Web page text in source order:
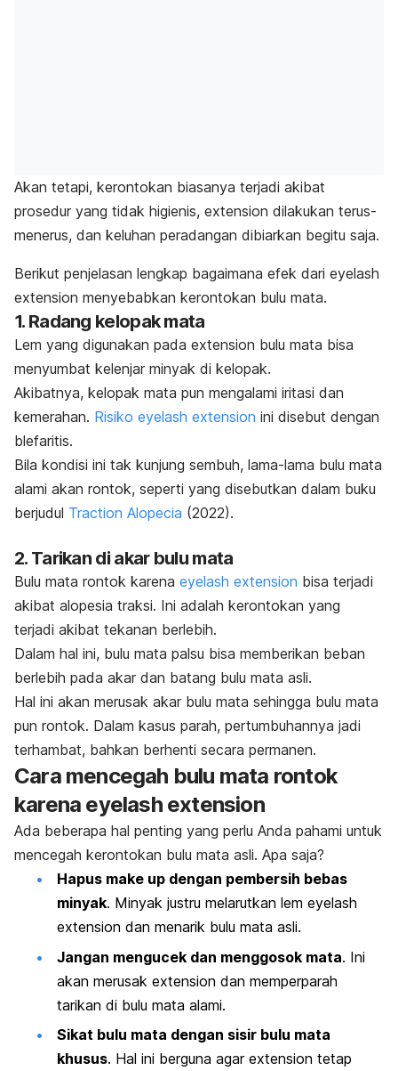
Akan tetapi, kerontokan biasanya terjadi akibat
prosedur yang tidak higienis, extension dilakukan terus-
menerus, dan keluhan peradangan dibiarkan begitu saja.
Berikut penjelasan lengkap bagaimana efek dari eyelash
extension menyebabkan kerontokan bulu mata.
1. Radang kelopak mata
Lem yang digunakan pada extension bulu mata bisa
menyumbat kelenjar minyak di kelopak.
Akibatnya, kelopak mata pun mengalami iritasi dan
kemerahan. Risiko eyelash extension ini disebut dengan
blefaritis.
Bila kondisi ini tak kunjung sembuh, lama-lama bulu mata
alami akan rontok, seperti yang disebutkan dalam buku
berjudul Traction Alopecia (2022).
2. Tarikan di akar bulu mata
Bulu mata rontok karena eyelash extension bisa terjadi
akibat alopesia traksi. Ini adalah kerontokan yang
terjadi akibat tekanan berlebih.
Dalam hal ini, bulu mata palsu bisa memberikan beban
berlebih pada akar dan batang bulu mata asli.
Hal ini akan merusak akar bulu mata sehingga bulu mata
pun rontok. Dalam kasus parah, pertumbuhannya jadi
terhambat, bahkan berhenti secara permanen.
Cara mencegah bulu mata rontok
karena eyelash extension
Ada beberapa hal penting yang perlu Anda pahami untuk
mencegah kerontokan bulu mata asli. Apa saja?
Hapus make up dengan pembersih bebas
minyak. Minyak justru melarutkan lem eyelash
extension dan menarik bulu mata asli.
Jangan mengucek dan menggosok mata. Ini
akan merusak extension dan memperparah
tarikan di bulu mata alami.
Sikat bulu mata dengan sisir bulu mata
khusus. Hal ini berguna agar extension tetap